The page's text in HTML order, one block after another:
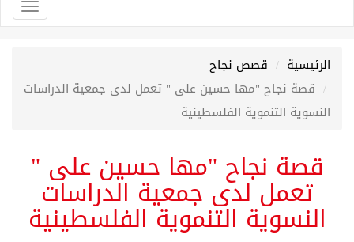
الرئيسية
قصص نجاح
قصة نجاح "مها حسين على " تعمل لدى جمعية الدراسات
النسوية التنموية الفلسطينية
قصة نجاح "مها حسين على "
تعمل لدى جمعية الدراسات
النسوية التنموية الفلسطينية